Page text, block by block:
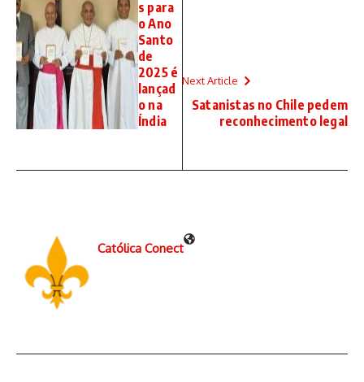
s para
o Ano
Santo
de
2025 é
lançad
o na
Índia
Next Article
Satanistas no Chile pedem
reconhecimento legal
Católica Conect